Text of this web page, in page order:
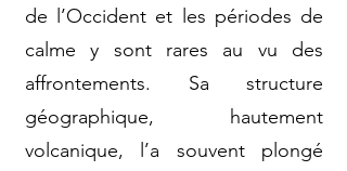
de l’Occident et les périodes de
calme y sont rares au vu des
affrontements. Sa structure
géographique, hautement
volcanique, l’a souvent plongé